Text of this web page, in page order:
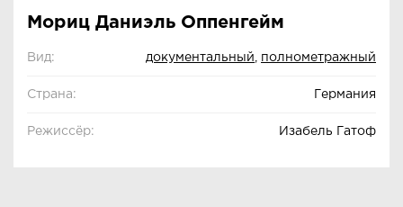
Мориц Даниэль Оппенгейм
Вид: документальный полнометражный
Страна: Германия
Режиссёр: Изабель Гатоф